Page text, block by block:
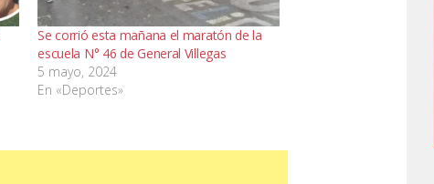
Se corrió esta mañana el maratón de la
escuela N° 46 de General Villegas
5 mayo, 2024
En «Deportes»